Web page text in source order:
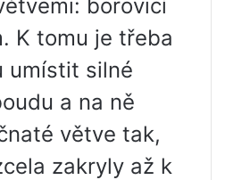
borovicí
K tomu je třeba
umístit silné
a na ně
větve tak,
zakryly až k